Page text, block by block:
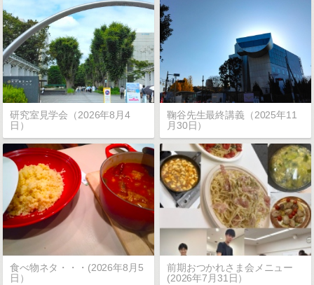
研究室見学会（2026年8月4
日）
鞠谷先生最終講義（2025年11
月30日）
食べ物ネタ・・・(2026年8月5
日）
前期おつかれさま会メニュー
(2026年7月31日）